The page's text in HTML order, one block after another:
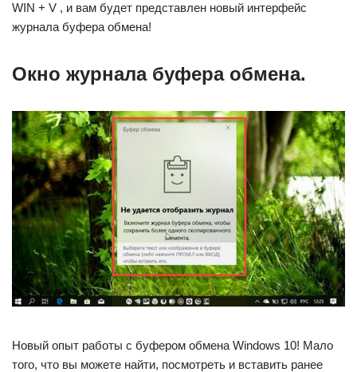
WIN + V , и вам будет представлен новый интерфейс
журнала буфера обмена!
Окно журнала буфера обмена.
Новый опыт работы с буфером обмена Windows 10! Мало
того, что вы можете найти, посмотреть и вставить ранее